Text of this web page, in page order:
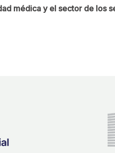
médica y el sector de los